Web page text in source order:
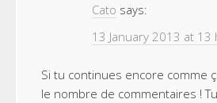
Cato says:
13 January 2013 at 13
Si tu continues encore comme
le nombre de commentaires !